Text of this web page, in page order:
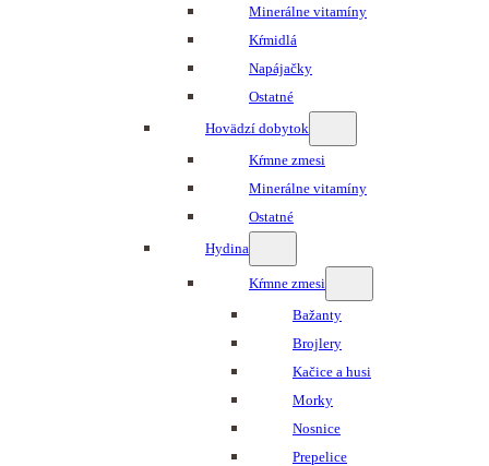
Minerálne vitamíny
Kŕmidlá
Napájačky
Ostatné
Hovädzí dobytok
Kŕmne zmesi
Minerálne vitamíny
Ostatné
Hydina
Kŕmne zmesi
Bažanty
Brojlery
Kačice a husi
Morky
Nosnice
Prepelice